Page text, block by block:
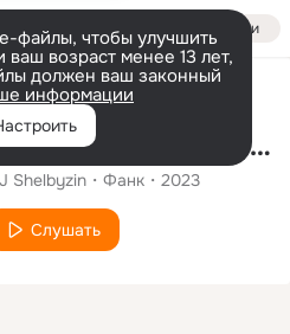
Войти
файлы, чтобы улучшить
ваш возраст менее 13 лет,
должен ваш законный
информации
VISH JÁ DEU BOM DE NOVO
Shelbyzin Фанк 2023
Слушать